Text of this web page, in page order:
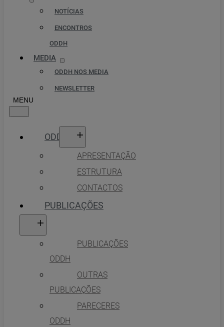
NOTÍCIAS
ENCONTROS
ODDH
MEDIA
ODDH NOS MEDIA
NEWSLETTER
ODDH
APRESENTAÇÃO
ESTRUTURA
CONTACTOS
PUBLICAÇÕES
PUBLICAÇÕES
ODDH
OUTRAS
PUBLICAÇÕES
PARECERES
ODDH